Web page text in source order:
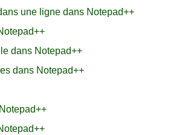
une ligne dans Notepad++
dans Notepad++
dans Notepad++